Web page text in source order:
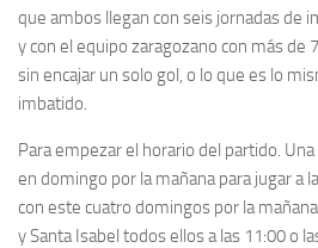
que ambos llegan con seis jornadas de
y con el equipo zaragozano con más de
sin encajar un solo gol, o lo que es lo
imbatido.
Para empezar el horario del partido.
en domingo por la mañana para jugar a
con este cuatro domingos por la
y Santa Isabel todos ellos a las 11:00 o